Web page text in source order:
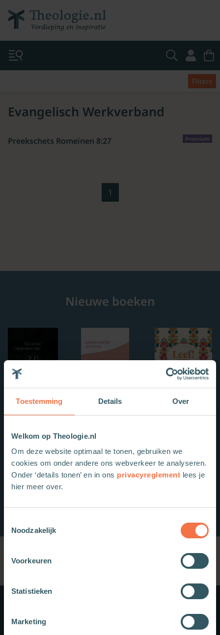
Toestemming Details Over
Welkom op Theologie.nl
Om deze website optimaal te tonen, gebruiken we
cookies om onder andere ons webverkeer te analyseren.
Onder ‘details tonen’ en in ons privacyreglement lees je
hier meer over.
Noodzakelijk
Voorkeuren
Statistieken
Marketing
Filters
Evangelisch Werkverband
Premium
Preekschets Romeinen 8:27
1
Nieuwe boeken